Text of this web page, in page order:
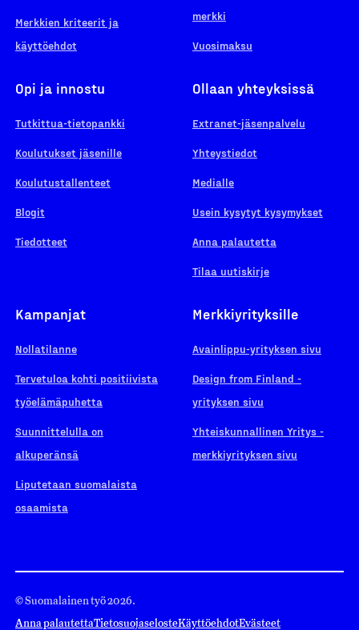
Merkkien kriteerit ja
käyttöehdot
merkki
Vuosimaksu
Opi ja innostu
Tutkittua-tietopankki
Koulutukset jäsenille
Koulutustallenteet
Blogit
Tiedotteet
Ollaan yhteyksissä
Extranet-jäsenpalvelu
Yhteystiedot
Medialle
Usein kysytyt kysymykset
Anna palautetta
Tilaa uutiskirje
Kampanjat
Nollatilanne
Tervetuloa kohti positiivista
työelämäpuhetta
Suunnittelulla on
alkuperänsä
Liputetaan suomalaista
osaamista
Merkkiyrityksille
Avainlippu-yrityksen sivu
Design from Finland -
yrityksen sivu
Yhteiskunnallinen Yritys -
merkkiyrityksen sivu
© Suomalainen työ 2026.
Anna palautettaTietosuojaselosteKäyttöehdotEvästeet